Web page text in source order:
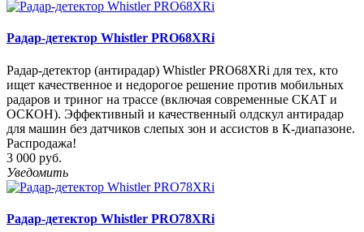
Радар-детектор Whistler PRO68XRi
Радар-детектор (антирадар) Whistler PRO68XRi для тех, кто
ищет качественное и недорогое решение против мобильных
радаров и триног на трассе (включая современные СКАТ и
ОСКОН). Эффективный и качественный олдскул антирадар
для машин без датчиков слепых зон и ассистов в К-диапазоне.
Распродажа!
3 000 руб.
Уведомить
Радар-детектор Whistler PRO78XRi